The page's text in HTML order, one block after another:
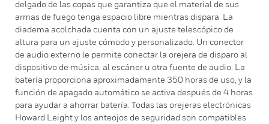
delgado de las copas que garantiza que el material de sus
armas de fuego tenga espacio libre mientras dispara. La
diadema acolchada cuenta con un ajuste telescópico de
altura para un ajuste cómodo y personalizado. Un conector
de audio externo le permite conectar la orejera de disparo al
dispositivo de música, al escáner u otra fuente de audio. La
batería proporciona aproximadamente 350 horas de uso, y la
función de apagado automático se activa después de 4 horas
para ayudar a ahorrar batería. Todas las orejeras electrónicas
Howard Leight y los anteojos de seguridad son compatibles